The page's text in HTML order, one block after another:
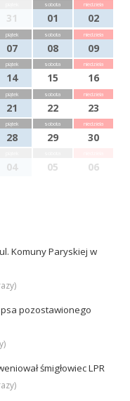
31
sobota
01
niedziela
02
piątek
07
sobota
08
niedziela
09
piątek
14
sobota
15
niedziela
16
piątek
21
sobota
22
niedziela
23
piątek
28
sobota
29
niedziela
30
04 05 06
Komuny Paryskiej w
pozostawionego
śmigłowiec LPR